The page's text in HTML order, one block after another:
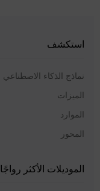
استكشف
نماذج الذكاء الاصطناعي
الميزات
الموارد
المحور
الموديلات الأكثر رواجًا